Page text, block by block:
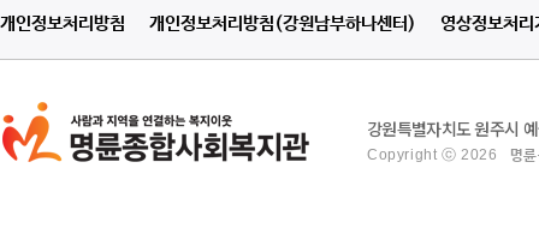
개인정보처리방침 개인정보처리방침(강원남부하나센터) 영상정보처
강원특별자치도 원주시
Copyright ⓒ 2026 명